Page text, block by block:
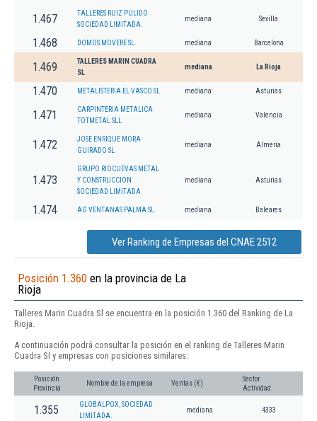
1.467
TALLERES RUIZ PULIDO
SOCIEDAD LIMITADA.
mediana Sevilla
1.468 DOMOS MOVERE SL. mediana Barcelona
1.469
TALLERES MARIN CUADRA
SL
mediana La Rioja
1.470 METALISTERIA EL VASCO SL mediana Asturias
1.471
CARPINTERIA METALICA
TOTMETAL SLL
mediana Valencia
1.472
JOSE ENRIQUE MORA
GUIRADO SL
mediana Almería
1.473
GRUPO RIOCUEVAS METAL
Y CONSTRUCCION
SOCIEDAD LIMITADA
mediana Asturias
1.474 AG VENTANAS PALMA SL. mediana Baleares
Ver Ranking de Empresas del CNAE 2512
Posición 1.360 en la provincia de La
Rioja
Talleres Marin Cuadra Sl se encuentra en la posición 1.360 del Ranking de La
Rioja.
A continuación podrá consultar la posición en el ranking de Talleres Marin
Cuadra Sl y empresas con posiciones similares:
Posición
Provincia
Nombre de la empresa Ventas (€)
Sector
Actividad
1.355
GLOBALPOX, SOCIEDAD
LIMITADA.
mediana 4333